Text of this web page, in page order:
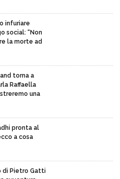
infuriare
social: “Non
la morte ad
torna a
Raffaella
una
pronta al
a cosa
di Pietro Gatti